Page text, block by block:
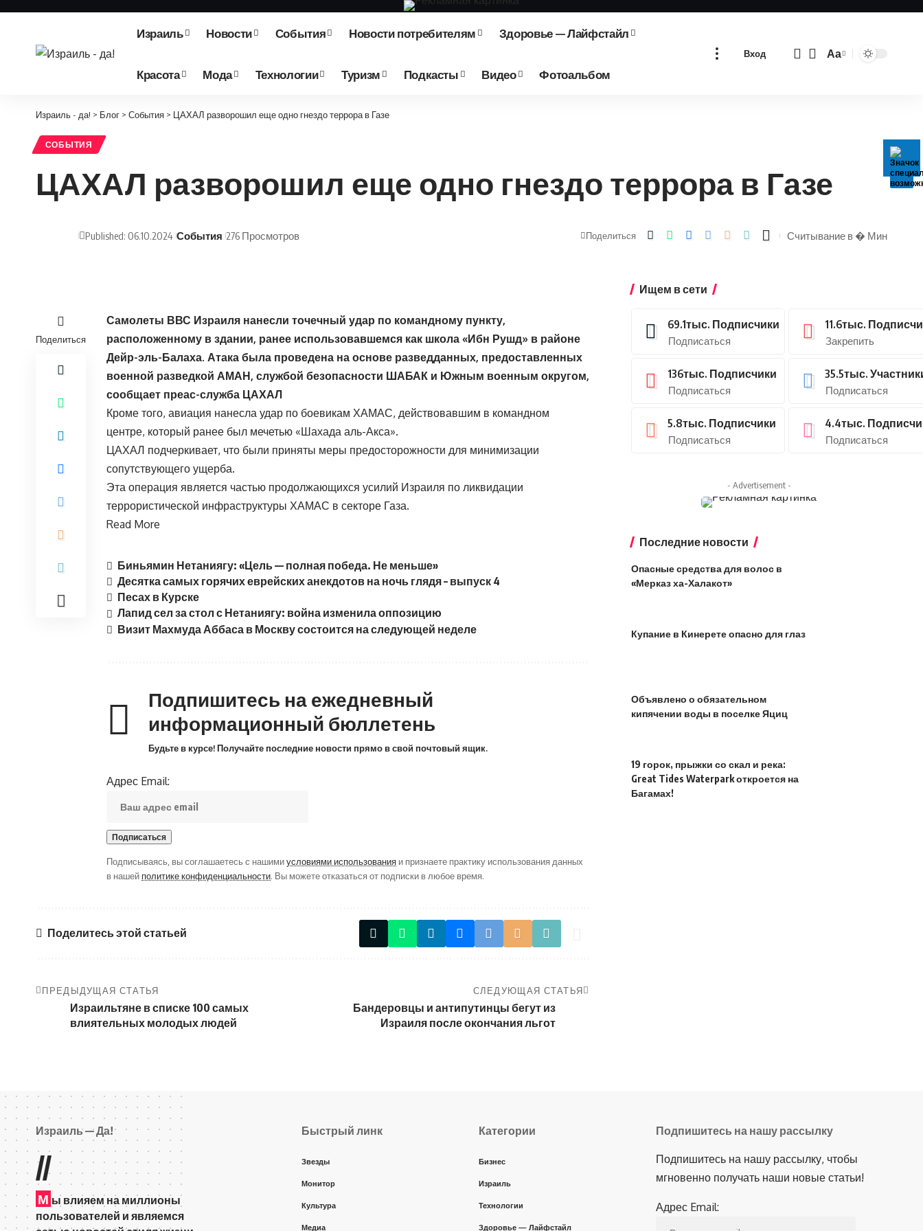
Израиль Новости События Новости потребителям Здоровье — Лайфстайл
Красота Мода Технологии Туризм Подкасты Видео Фотоальбом
Вход
Изменение
Аа
Израиль - да! > Блог > События > ЦАХАЛ разворошил еще одно гнездо террора в Газе
СОБЫТИЯ
ЦАХАЛ разворошил еще одно гнездо террора в Газе
Published: 06.10.2024 События 276 Просмотров Поделиться Считывание в � Мин
Поделиться
Самолеты ВВС Израиля нанесли точечный удар по командному пункту,
расположенному в здании, ранее использовавшемся как школа «Ибн Рушд» в районе
Дейр-эль-Балаха. Атака была проведена на основе разведданных, предоставленных
военной разведкой АМАН, службой безопасности ШАБАК и Южным военным округом,
сообщает преас-служба ЦАХАЛ
Кроме того, авиация нанесла удар по боевикам ХАМАС, действовавшим в командном
центре, который ранее был мечетью «Шахада аль-Акса».
ЦАХАЛ подчеркивает, что были приняты меры предосторожности для минимизации
сопутствующего ущерба.
Эта операция является частью продолжающихся усилий Израиля по ликвидации
террористической инфраструктуры ХАМАС в секторе Газа.
Read More
Биньямин Нетаниягу: «Цель — полная победа. Не меньше»
Десятка самых горячих еврейских анекдотов на ночь глядя – выпуск 4
Песах в Курске
Лапид сел за стол с Нетаниягу: война изменила оппозицию
Визит Махмуда Аббаса в Москву состоится на следующей неделе
Подпишитесь на ежедневный
информационный бюллетень
Будьте в курсе! Получайте последние новости прямо в свой почтовый ящик.
Адрес Email:
Подписываясь, вы соглашаетесь с нашимиусловиями использования и признаете практику использования данных
в нашей политике конфиденциальности. Вы можете отказаться от подписки в любое время.
Поделитесь этой статьей
ПРЕДЫДУЩАЯ СТАТЬЯ
Израильтяне в списке 100 самых
влиятельных молодых людей
СЛЕДУЮЩАЯ СТАТЬЯ
Бандеровцы и антипутинцы бегут из
Израиля после окончания льгот
Ищем в сети
69.1тыс. Подписчики
Подписаться
11.6тыс.
Закрепить
136тыс. Подписчики
Подписаться
35.5тыс.
Подписаться
5.8тыс. Подписчики
Подписаться
4.4тыс.
Подписаться
- Advertisement -
Последние новости
Опасные средства для волос в
«Мерказ ха-Халакот»
Купание в Кинерете опасно для глаз
Объявлено о обязательном
кипячении воды в поселке Яциц
19 горок, прыжки со скал и река:
Great Tides Waterpark откроется на
Багамах!
Израиль — Да!
//
М ы влияем на миллионы
пользователей и являемся
Быстрый линк
Звезды
Монитор
Культура
Медиа
Категории
Бизнес
Израиль
Технологии
Здоровье — Лайфстайл
Подпишитесь на нашу рассылку
Подпишитесь на нашу рассылку, чтобы
мгновенно получать наши новые статьи!
Адрес Email: